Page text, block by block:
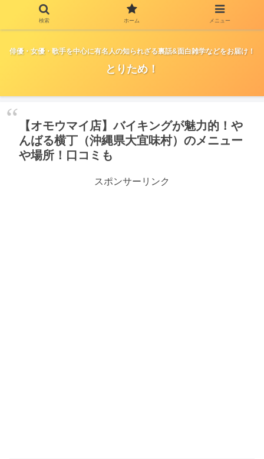
俳優・女優・歌手を中心に有名人の知られざる裏話&面白雑学などをお届け！
とりため！
【オモウマイ店】バイキングが魅力的！や
んばる横丁（沖縄県大宜味村）のメニュー
や場所！口コミも
スポンサーリンク
検索 ホーム メニュー